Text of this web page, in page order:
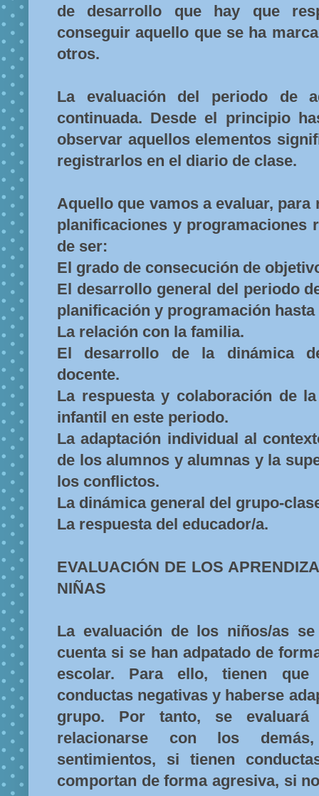
de desarrollo que hay que
conseguir aquello que se ha
otros.
La evaluación del periodo de
continuada. Desde el principio
observar aquellos elementos
registrarlos en el diario de clase.
Aquello que vamos a evaluar,
planificaciones y programaciones
de ser:
El grado de consecución de
El desarrollo general del periodo
planificación y programación
La relación con la familia.
El desarrollo de la dinámica
docente.
La respuesta y colaboración de
infantil en este periodo.
La adaptación individual al
de los alumnos y alumnas y la
los conflictos.
La dinámica general del grupo-
La respuesta del educador/a.
EVALUACIÓN DE LOS
NIÑAS
La evaluación de los niños/as
cuenta si se han adpatado de
escolar. Para ello, tienen que
conductas negativas y haberse
grupo. Por tanto, se
relacionarse con los
sentimientos, si tienen
comportan de forma agresiva, si